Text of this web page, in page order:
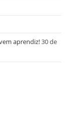
aprendiz!30 de